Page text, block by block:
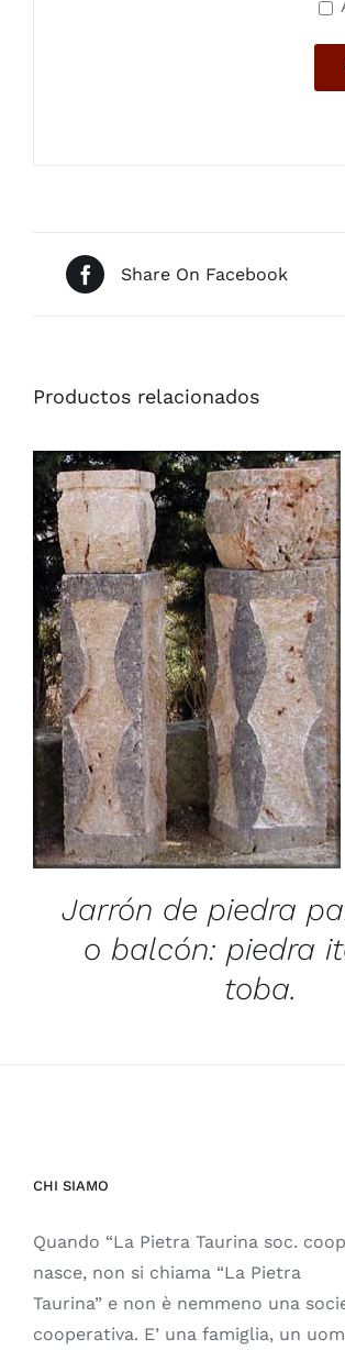
Share On Facebook
Productos relacionados
/ QUICK VIEW
Jarrón de piedra
o balcón: piedra
toba.
CHI SIAMO
Quando “La Pietra Taurina soc.
nasce, non si chiama “La Pietra
Taurina” e non è nemmeno una
cooperativa. E’ una famiglia, un